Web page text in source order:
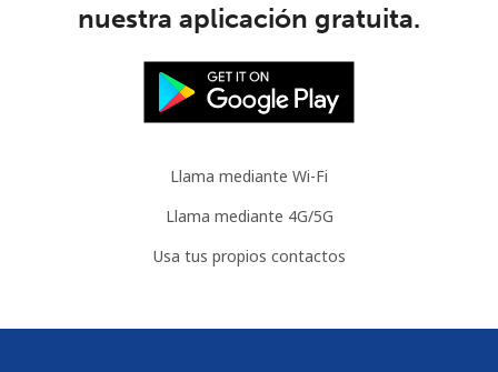
nuestra aplicación gratuita.
Llama mediante Wi-Fi
Llama mediante 4G/5G
Usa tus propios contactos